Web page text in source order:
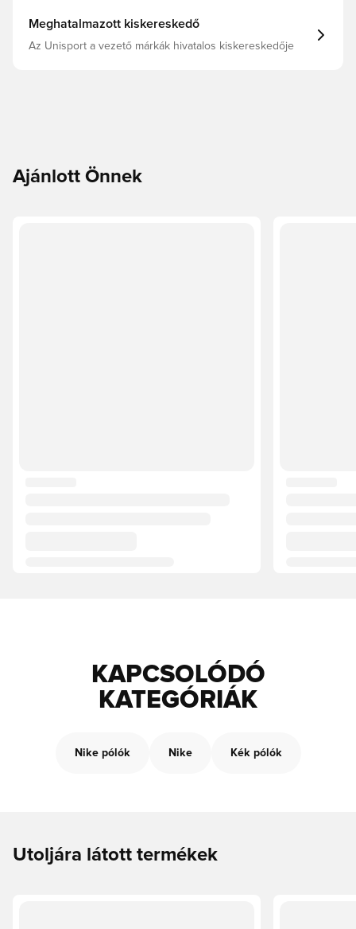
Meghatalmazott kiskereskedő
Az Unisport a vezető márkák hivatalos kiskereskedője
Ajánlott Önnek
KAPCSOLÓDÓ
KATEGÓRIÁK
Nike pólók Nike Kék pólók
Utoljára látott termékek